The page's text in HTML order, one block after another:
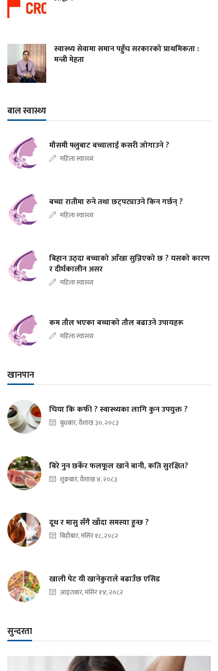
स्वास्थ्य सेवामा समान पहुँच सरकारको प्राथमिकता :
मन्त्री मेहता
बाल स्वास्थ्य
मौसमी फ्लुबाट बच्चालाई कसरी जोगाउने ?
महिला स्वास्थ्य
बच्चा रातीमा रुने तथा छट्पट्याउने किन गर्छन् ?
महिला स्वास्थ्य
बिहान उठ्दा बच्चाको आँखा सुन्निएको छ ? यसको कारण
र दीर्घकालीन असर
महिला स्वास्थ्य
कम तौल भएका बच्चाको तौल बढाउने उपायहरू
महिला स्वास्थ्य
खानपान
चिया कि कफी ? स्वास्थ्यका लागि कुन उपयुक्त ?
बुधबार, वैशाख ३०, २०८३
बिरे नुन छर्केर फलफूल खाने बानी, कति सुरक्षित?
शुक्रबार, वैशाख ४, २०८३
दूध र मासु सँगै खाँदा समस्या हुन्छ ?
बिहीबार, मंसिर १८, २०८२
खाली पेट यी खानेकुराले बढाउँछ एसिड
आइतबार, मंसिर १४, २०८२
सुन्दरता